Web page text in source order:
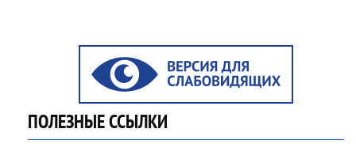
ПОЛЕЗНЫЕ ССЫЛКИ